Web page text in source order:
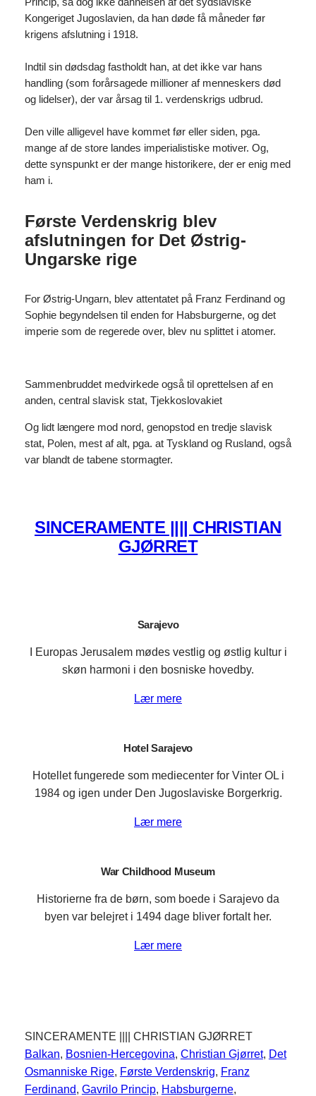
Princip, så dog ikke dannelsen af det sydslaviske
Kongeriget Jugoslavien, da han døde få måneder før
krigens afslutning i 1918.
Indtil sin dødsdag fastholdt han, at det ikke var hans
handling (som forårsagede millioner af menneskers død
og lidelser), der var årsag til 1. verdenskrigs udbrud.
Den ville alligevel have kommet før eller siden, pga.
mange af de store landes imperialistiske motiver. Og,
dette synspunkt er der mange historikere, der er enig med
ham i.
Første Verdenskrig blev
afslutningen for Det Østrig-
Ungarske rige
For Østrig-Ungarn, blev attentatet på Franz Ferdinand og
Sophie begyndelsen til enden for Habsburgerne, og det
imperie som de regerede over, blev nu splittet i atomer.
Sammenbruddet medvirkede også til oprettelsen af en
anden, central slavisk stat, Tjekkoslovakiet
Og lidt længere mod nord, genopstod en tredje slavisk
stat, Polen, mest af alt, pga. at Tyskland og Rusland, også
var blandt de tabene stormagter.
SINCERAMENTE |||| CHRISTIAN
GJØRRET
Sarajevo
I Europas Jerusalem mødes vestlig og østlig kultur i
skøn harmoni i den bosniske hovedby.
Lær mere
Hotel Sarajevo
Hotellet fungerede som mediecenter for Vinter OL i
1984 og igen under Den Jugoslaviske Borgerkrig.
Lær mere
War Childhood Museum
Historierne fra de børn, som boede i Sarajevo da
byen var belejret i 1494 dage bliver fortalt her.
Lær mere
SINCERAMENTE |||| CHRISTIAN GJØRRET
Balkan, Bosnien-Hercegovina, Christian Gjørret, Det
Osmanniske Rige, Første Verdenskrig, Franz
Ferdinand, Gavrilo Princip, Habsburgerne